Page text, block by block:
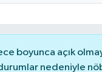
boyunca açık
nedeniyle